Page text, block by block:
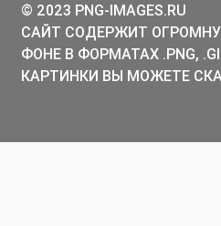
© 2023 PNG-IMAGES.RU
САЙТ СОДЕРЖИТ
ФОНЕ В ФОРМАТАХ .PNG,
КАРТИНКИ ВЫ МОЖЕТЕ